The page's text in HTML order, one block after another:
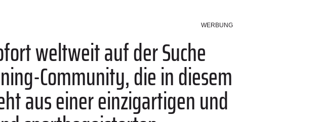
WERBUNG
weltweit auf der Suche
Community, die in diesem
aus einer einzigartigen und